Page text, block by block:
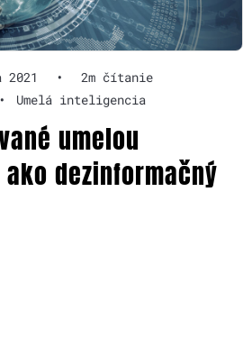
•
2m čítanie
• Umelá inteligencia
umelou
dezinformačný